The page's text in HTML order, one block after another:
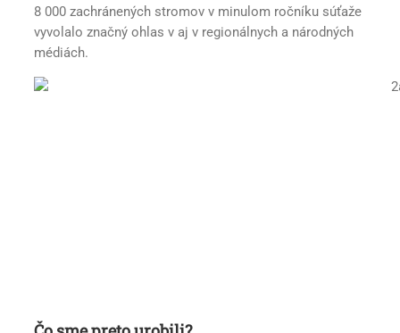
8 000 zachránených stromov v minulom ročníku súťaže
vyvolalo značný ohlas v aj v regionálnych a národných
médiách.